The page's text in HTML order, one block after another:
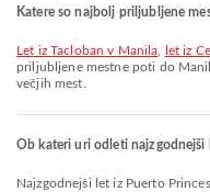
Katere so najbolj priljubljene
let iz Tacloban v Manila let iz
priljubljene mestne poti do
večjih mest.
Ob kateri uri odleti najzgodnejši
Najzgodnejši let iz Puerto Princesa City v Manila z letalsko družbo Cebu